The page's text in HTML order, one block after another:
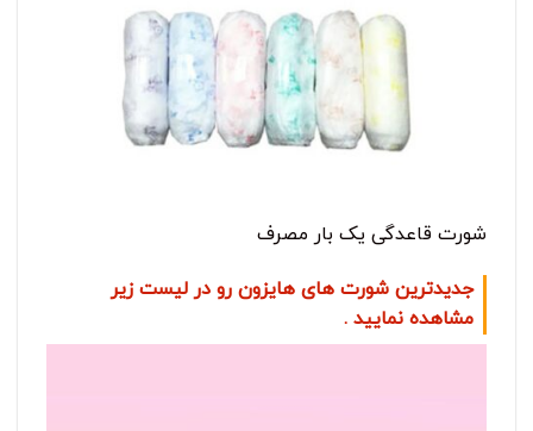
شورت قاعدگی یک بار مصرف
جدیدترین شورت های هایزون رو در لیست زیر
مشاهده نمایید .